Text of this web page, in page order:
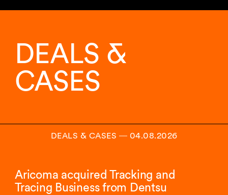
Insights
angezeigt.
DEALS &
CASES
DEALS & CASES ― 04.08.2026
Aricoma acquired Tracking and
Tracing Business from Dentsu